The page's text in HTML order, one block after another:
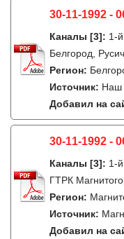
30-11-1992 -
Каналы [3]: 1-
Белгород,
Регион:
Источник: Наш
Добавил на
30-11-1992 -
Каналы [3]: 1-
ГТРК
Регион:
Источник:
Добавил на